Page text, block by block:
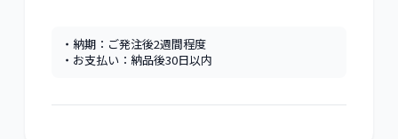
・納期：ご発注後2週間程度
・お支払い：納品後30日以内